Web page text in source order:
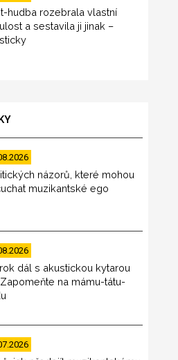
hudba rozebrala vlastní
a sestavila ji jinak –
názorů, které mohou
muzikantské ego
dál s akustickou kytarou
na mámu-tátu-